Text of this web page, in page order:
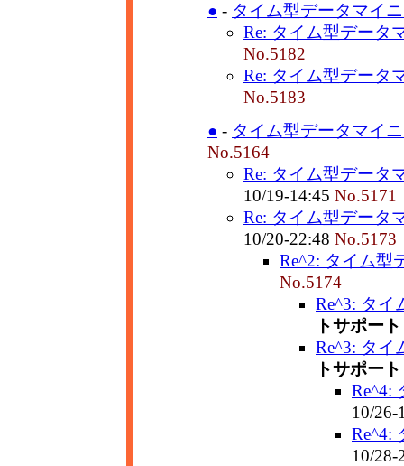
● - タイム型データマイ
Re: タイム型データ
No.5182
Re: タイム型データ
No.5183
● - タイム型データマイ
No.5164
Re: タイム型データ
10/19-14:45 No.5171
Re: タイム型データ
10/20-22:48 No.5173
Re^2: タイム型
No.5174
Re^3: タイ
トサポート
Re^3: タイ
トサポート
Re^4:
10/
Re^4:
10/